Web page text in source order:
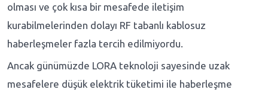
olması ve çok kısa bir mesafede iletişim
kurabilmelerinden dolayı RF tabanlı kablosuz
haberleşmeler fazla tercih edilmiyordu.
Ancak günümüzde LORA teknoloji sayesinde uzak
mesafelere düşük elektrik tüketimi ile haberleşme